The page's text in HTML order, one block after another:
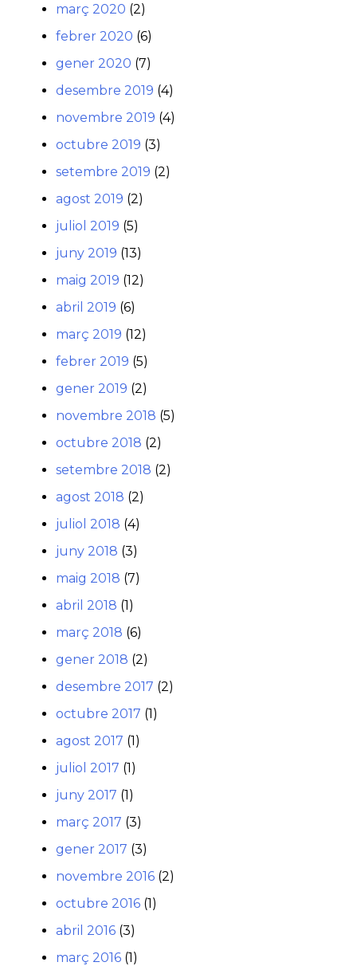
març 2020 (2)
febrer 2020 (6)
gener 2020 (7)
desembre 2019 (4)
novembre 2019 (4)
octubre 2019 (3)
setembre 2019 (2)
agost 2019 (2)
juliol 2019 (5)
juny 2019 (13)
maig 2019 (12)
abril 2019 (6)
març 2019 (12)
febrer 2019 (5)
gener 2019 (2)
novembre 2018 (5)
octubre 2018 (2)
setembre 2018 (2)
agost 2018 (2)
juliol 2018 (4)
juny 2018 (3)
maig 2018 (7)
abril 2018 (1)
març 2018 (6)
gener 2018 (2)
desembre 2017 (2)
octubre 2017 (1)
agost 2017 (1)
juliol 2017 (1)
juny 2017 (1)
març 2017 (3)
gener 2017 (3)
novembre 2016 (2)
octubre 2016 (1)
abril 2016 (3)
març 2016 (1)